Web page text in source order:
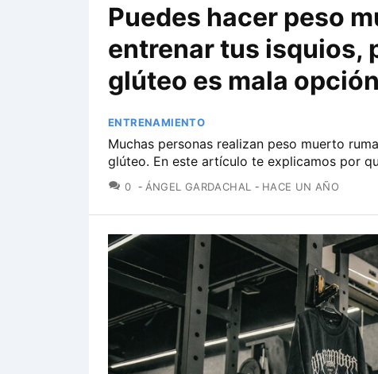
Puedes hacer peso
entrenar tus isquios,
glúteo es mala opción
ENTRENAMIENTO
Muchas personas realizan peso muerto
glúteo. En este artículo te explicamos por
0 COMENTARIOS
ÁNGEL GARDACHAL HACE UN AÑO